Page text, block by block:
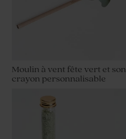
Moulin à vent fête vert et son
crayon personnalisable